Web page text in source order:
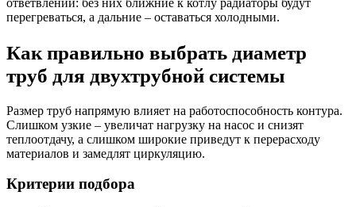
перегреваться, а дальние – оставаться холодными.
Как правильно выбрать диаметр
труб для двухтрубной системы
Размер труб напрямую влияет на работоспособность контура.
Слишком узкие – увеличат нагрузку на насос и снизят
теплоотдачу, а слишком широкие приведут к перерасходу
материалов и замедлят циркуляцию.
Критерии подбора